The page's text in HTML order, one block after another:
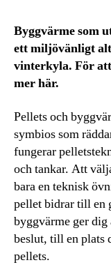
Byggvärme som
ett miljövänligt
vinterkyla. För
mer här.
Pellets och
symbios som
fungerar
och tankar. Att
bara en teknisk
pellet bidrar till en
byggvärme ger
beslut, till en plats
pellets.